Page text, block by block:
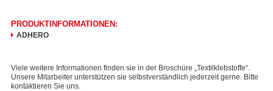
PRODUKTINFORMATIONEN:
ADHERO
Viele weitere Informationen finden sie in der Broschüre „Textilklebstoffe“.
Unsere Mitarbeiter unterstützen sie selbstverständlich jederzeit gerne. Bitte
kontaktieren Sie uns.